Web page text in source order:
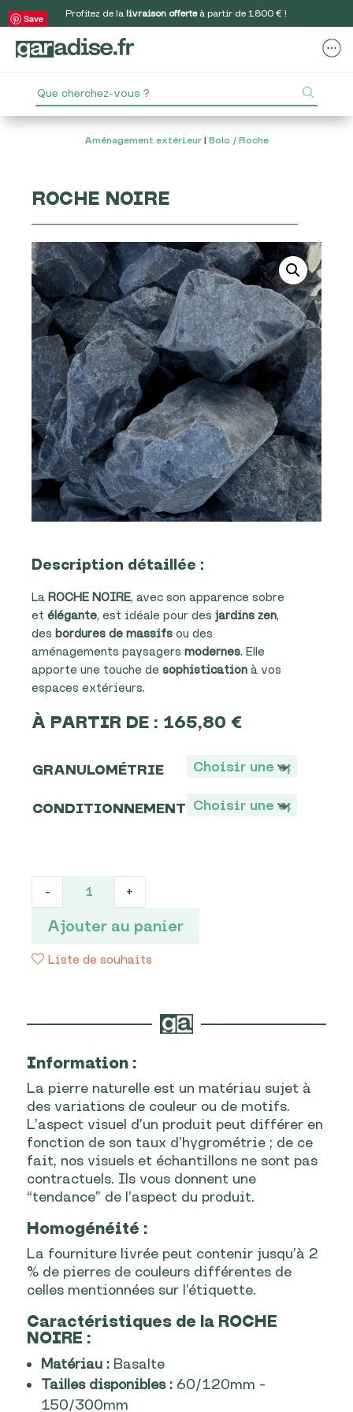
Profitez de la livraison offerteà partir de 1800 € !
Aménagement extérieur | Bolo / Roche
Save
ROCHE NOIRE
Description détaillée :
La ROCHE NOIRE, avec son apparence sobre
etélégante, est idéale pour des jardins zen,
des bordures de massifs ou des
aménagements paysagersmodernes. Elle
apporte une touche desophistication à vos
espaces extérieurs.
À PARTIR DE : 165,80€
GRANULOMÉTRIE
CONDITIONNEMENT
quantité
- +
Ajouter au panier
Liste de souhaits
Information :
La pierre naturelle est un matériau sujet à
des variations de couleur ou de motifs.
L’aspect visuel d’un produit peut différer en
fonction de son taux d’hygrométrie ; de ce
fait, nos visuels et échantillons ne sont pas
contractuels. Ils vous donnent une
“tendance” de l’aspect du produit.
Homogénéité :
La fourniture livrée peut contenir jusqu’à 2
% de pierres de couleurs différentes de
celles mentionnées sur l’étiquette.
Caractéristiques de la ROCHE
NOIRE :
Matériau :Basalte
Tailles disponibles : 60/120mm –
150/300mm